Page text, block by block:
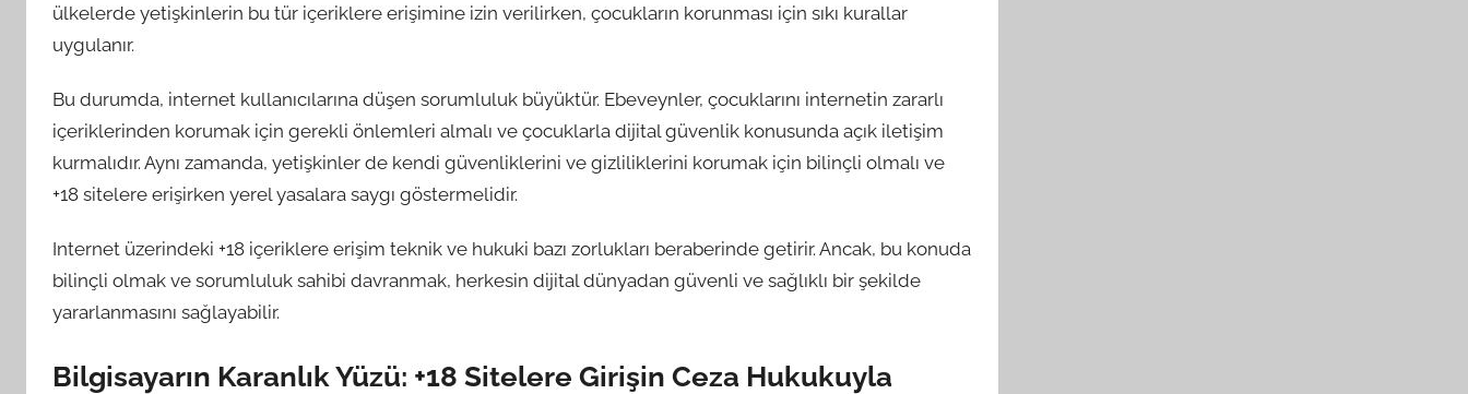
ülkelerde yetişkinlerin bu tür içeriklere erişimine izin verilirken, çocukların korunması için sıkı kurallar
uygulanır.
Bu durumda, internet kullanıcılarına düşen sorumluluk büyüktür. Ebeveynler, çocuklarını internetin zararlı
içeriklerinden korumak için gerekli önlemleri almalı ve çocuklarla dijital güvenlik konusunda açık iletişim
kurmalıdır. Aynı zamanda, yetişkinler de kendi güvenliklerini ve gizliliklerini korumak için bilinçli olmalı ve
+18 sitelere erişirken yerel yasalara saygı göstermelidir.
Internet üzerindeki +18 içeriklere erişim teknik ve hukuki bazı zorlukları beraberinde getirir. Ancak, bu konuda
bilinçli olmak ve sorumluluk sahibi davranmak, herkesin dijital dünyadan güvenli ve sağlıklı bir şekilde
yararlanmasını sağlayabilir.
Bilgisayarın Karanlık Yüzü: +18 Sitelere Girişin Ceza Hukukuyla